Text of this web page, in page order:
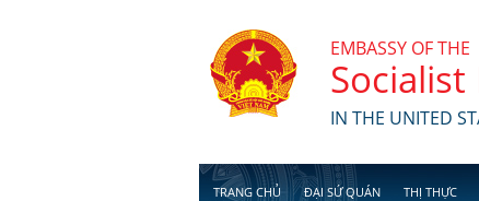
EMBASSY OF THE
IN THE UNITED
TRANG CHỦ ĐẠI SỨ QUÁN THỊ THỰC